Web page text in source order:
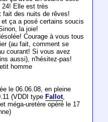
24! Elle est très
fait des nuits de rêves!
ça a posé certains soucis
la joie!
Courage à vous tous
(au fait, comment se
courant! Si vous avez
aussi), n'hésitez-pas!
homme
le 06.06.08, en pleine
(VDDI type Fallot,
méga-uretère opéré le 17